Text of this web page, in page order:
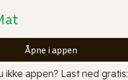
Åpne i appen
ikke appen? Last ned gratis: